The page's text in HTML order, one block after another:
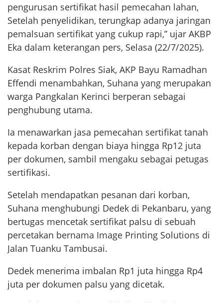
pengurusan sertifikat hasil pemecahan lahan,
Setelah penyelidikan, terungkap adanya jaringan
pemalsuan sertifikat yang cukup rapi,” ujar AKBP
Eka dalam keterangan pers, Selasa (22/7/2025).
Kasat Reskrim Polres Siak, AKP Bayu Ramadhan
Effendi menambahkan, Suhana yang merupakan
warga Pangkalan Kerinci berperan sebagai
penghubung utama.
Ia menawarkan jasa pemecahan sertifikat tanah
kepada korban dengan biaya hingga Rp12 juta
per dokumen, sambil mengaku sebagai petugas
sertifikasi.
Setelah mendapatkan pesanan dari korban,
Suhana menghubungi Dedek di Pekanbaru, yang
bertugas mencetak sertifikat palsu di sebuah
percetakan bernama Image Printing Solutions di
Jalan Tuanku Tambusai.
Dedek menerima imbalan Rp1 juta hingga Rp4
juta per dokumen palsu yang dicetak.